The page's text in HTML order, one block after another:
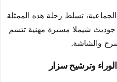
الجماعية، تسلط رحلة هذه الممثلة
جوديث شيملا مسيرة مهنية تتسم
والشاشة.
وترشيح سزار